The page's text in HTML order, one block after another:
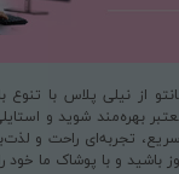
از نیلی پلاس با تنوع
بهره‌مند شوید و
تجربه‌ای راحت و
باشید و با پوشاک ما خود را